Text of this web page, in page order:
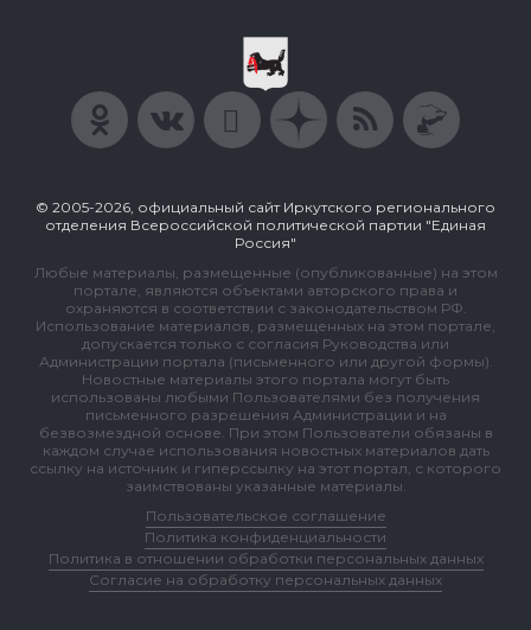
© 2005-2026, официальный сайт Иркутского регионального
отделения Всероссийской политической партии "Единая
Россия"
Любые материалы, размещенные (опубликованные) на этом
портале, являются объектами авторского права и
охраняются в соответствии с законодательством РФ.
Использование материалов, размещенных на этом портале,
допускается только с согласия Руководства или
Администрации портала (письменного или другой формы).
Новостные материалы этого портала могут быть
использованы любыми Пользователями без получения
письменного разрешения Администрации и на
безвозмездной основе. При этом Пользователи обязаны в
каждом случае использования новостных материалов дать
ссылку на источник и гиперссылку на этот портал, с которого
заимствованы указанные материалы.
Пользовательское соглашение
Политика конфиденциальности
Политика в отношении обработки персональных данных
Согласие на обработку персональных данных